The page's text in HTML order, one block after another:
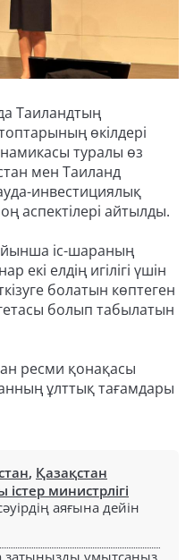
Таиландтың
өкілдері
туралы өз
мен Таиланд
инвестициялық
аспектілері айтылды.
іс-шараның
елдің игілігі үшін
болатын көптеген
болып табылатын
ресми қонақасы
ұлттық тағамдары
, Қазақстан
министрлігі
аяғына дейін
затыңызды ұмытсаңыз